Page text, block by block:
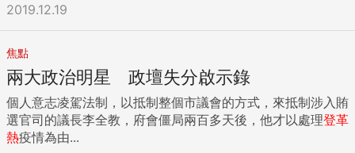
2019.12.19
焦點
兩大政治明星 政壇失分啟示錄
個人意志凌駕法制，以抵制整個市議會的方式，來抵制涉入賄
選官司的議長李全教，府會僵局兩百多天後，他才以處理登革
熱疫情為由...